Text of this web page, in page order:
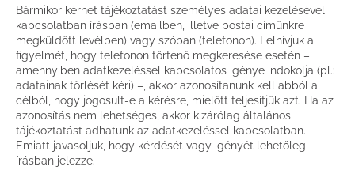
Bármikor kérhet tájékoztatást személyes adatai kezelésével
kapcsolatban írásban (emailben, illetve postai címünkre
megküldött levélben) vagy szóban (telefonon). Felhívjuk a
figyelmét, hogy telefonon történő megkeresése esetén –
amennyiben adatkezeléssel kapcsolatos igénye indokolja (pl.:
adatainak törlését kéri) –, akkor azonosítanunk kell abból a
célból, hogy jogosult-e a kérésre, mielőtt teljesítjük azt. Ha az
azonosítás nem lehetséges, akkor kizárólag általános
tájékoztatást adhatunk az adatkezeléssel kapcsolatban.
Emiatt javasoljuk, hogy kérdését vagy igényét lehetőleg
írásban jelezze.